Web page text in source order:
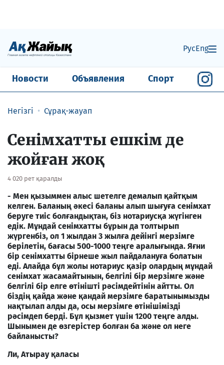
РусEng
Новости Объявления Спорт
Негізгі Сұрақ-жауап
Сенімхатты ешкім де
жойған жоқ
4 020 рет қаралды
- Мен қызыммен алыс шетелге демалып қайтқым
келген. Баланың әкесі баланы алып шығуға сенімхат
беруге тиіс болғандықтан, біз нотариусқа жүгінген
едік. Мұндай сенімхатты бұрын да толтырып
жүргенбіз, ол 1 жылдан 3 жылға дейінгі мерзімге
берілетін, бағасы 500-1000 теңге аралығында. Яғни
бір сенімхатты бірнеше жыл пайдалануға болатын
еді. Алайда бұл жолы нотариус қазір олардың мұндай
сенімхат жасамайтынын, белгілі бір мерзімге және
белгілі бір елге өтінішті рәсімдейтінін айтты. Ол
біздің қайда және қандай мерзімге баратынымызды
нақтылап алды да, осы мерзімге өтінішімізді
рәсімдеп берді. Бұл қызмет үшін 1200 теңге алды.
Шынымен де өзгерістер болған ба және ол неге
байланысты?
Ли, Атырау қаласы